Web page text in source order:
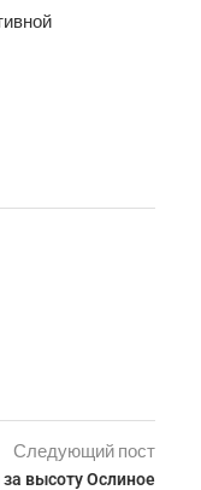
Следующий пост
за высоту Ослиное